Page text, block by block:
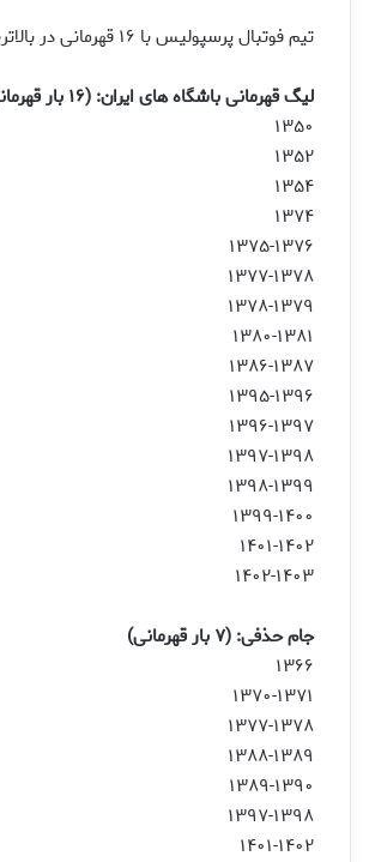
تیم فوتبال پرسپولیس با ۱۶ قهرمانی در بالاترین سطح فوتبال ایران پرافتخارترین باشگاه ایرانی می باشد.
لیگ قهرمانی باشگاه های ایران: (۱۶ بار قهرمانی)
۱۳۵۰
۱۳۵۲
۱۳۵۴
۱۳۷۴
۱۳۷۵-۱۳۷۶
۱۳۷۷-۱۳۷۸
۱۳۷۸-۱۳۷۹
۱۳۸۰-۱۳۸۱
۱۳۸۶-۱۳۸۷
۱۳۹۵-۱۳۹۶
۱۳۹۶-۱۳۹۷
۱۳۹۷-۱۳۹۸
۱۳۹۸-۱۳۹۹
۱۳۹۹-۱۴۰۰
۱۴۰۱-۱۴۰۲
۱۴۰۲-۱۴۰۳
جام حذفی: (۷ بار قهرمانی)
۱۳۶۶
۱۳۷۰-۱۳۷۱
۱۳۷۷-۱۳۷۸
۱۳۸۸-۱۳۸۹
۱۳۸۹-۱۳۹۰
۱۳۹۷-۱۳۹۸
۱۴۰۱-۱۴۰۲